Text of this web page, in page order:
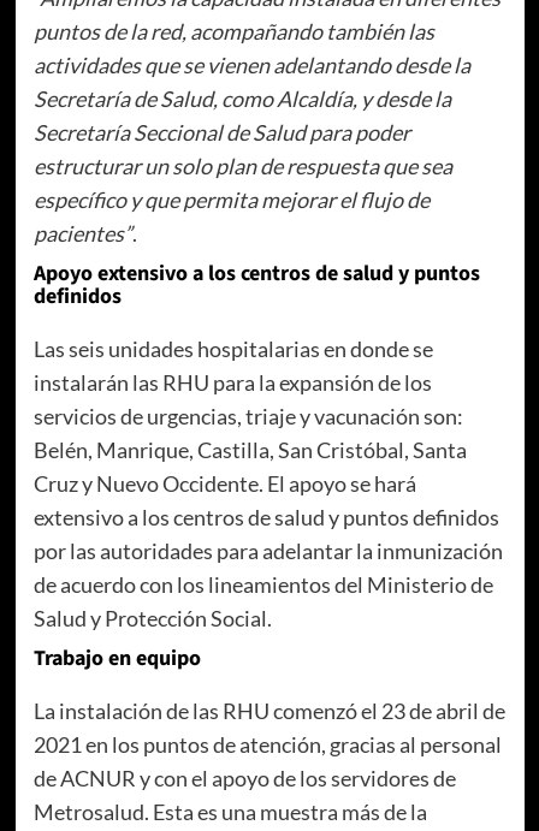
puntos de la red, acompañando también las
actividades que se vienen adelantando desde la
Secretaría de Salud, como Alcaldía, y desde la
Secretaría Seccional de Salud para poder
estructurar un solo plan de respuesta que sea
específico y que permita mejorar el flujo de
pacientes”.
Apoyo extensivo a los centros de salud y puntos
definidos
Las seis unidades hospitalarias en donde se
instalarán las RHU para la expansión de los
servicios de urgencias, triaje y vacunación son:
Belén, Manrique, Castilla, San Cristóbal, Santa
Cruz y Nuevo Occidente. El apoyo se hará
extensivo a los centros de salud y puntos definidos
por las autoridades para adelantar la inmunización
de acuerdo con los lineamientos del Ministerio de
Salud y Protección Social.
Trabajo en equipo
La instalación de las RHU comenzó el 23 de abril de
2021 en los puntos de atención, gracias al personal
de ACNUR y con el apoyo de los servidores de
Metrosalud. Esta es una muestra más de la